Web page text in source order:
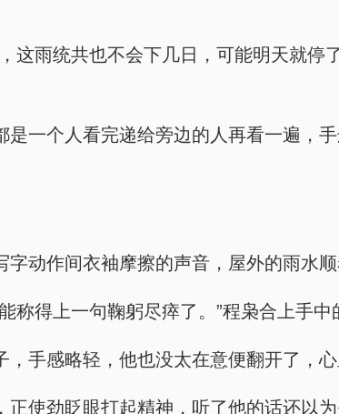
这雨统共也不会下几日，可能明天就
一个人看完递给旁边的人再看一遍，
动作间衣袖摩擦的声音，屋外的雨水
得上一句鞠躬尽瘁了。”程枭合上手中
手感略轻，他也没太在意便翻开了，心
使劲眨眼打起精神，听了他的话还以